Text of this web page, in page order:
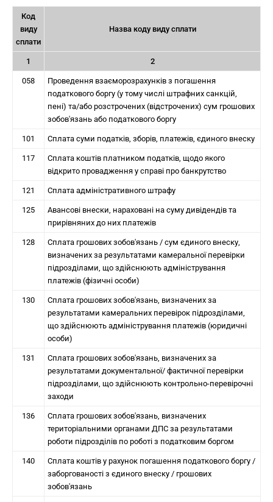
Код
виду
сплати
Назва коду виду сплати
1 2
058
Проведення взаєморозрахунків з погашення
податкового боргу (у тому числі штрафних санкцій,
пені) та/або розстрочених (відстрочених) сум грошових
зобов'язань або податкового боргу
101 Сплата суми податків, зборів, платежів, єдиного внеску
117
Сплата коштів платником податків, щодо якого
відкрито провадження у справі про банкрутство
121 Сплата адміністративного штрафу
125
Авансові внески, нараховані на суму дивідендів та
прирівняних до них платежів
128
Сплата грошових зобов'язань / сум єдиного внеску,
визначених за результатами камеральної перевірки
підрозділами, що здійснюють адміністрування
платежів (фізичні особи)
130
Сплата грошових зобов'язань, визначених за
результатами камеральних перевірок підрозділами,
що здійснюють адміністрування платежів (юридичні
особи)
131
Сплата грошових зобов'язань, визначених за
результатами документальної/ фактичної перевірки
підрозділами, що здійснюють контрольно-перевірочні
заходи
136
Сплата грошових зобов'язань, визначених
територіальними органами ДПС за результатами
роботи підрозділів по роботі з податковим боргом
140
Сплата коштів у рахунок погашення податкового боргу /
заборгованості з єдиного внеску / грошових
зобов'язань